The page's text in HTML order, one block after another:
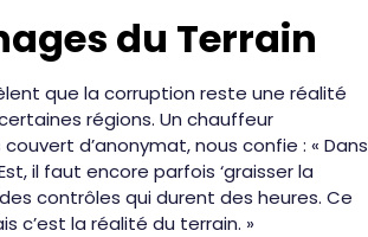
du Terrain
que la corruption reste une réalité
régions. Un chauffeur
d’anonymat, nous confie : « Dans
il faut encore parfois ‘graisser la
contrôles qui durent des heures. Ce
c’est la réalité du terrain. »